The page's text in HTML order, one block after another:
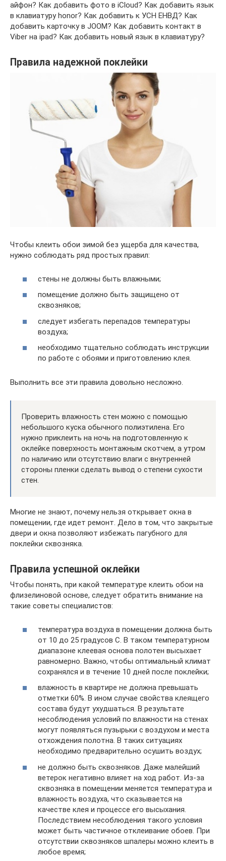
айфон? Как добавить фото в iCloud? Как добавить язык
в клавиатуру honor? Как добавить к УСН ЕНВД? Как
добавить карточку в JOOM? Как добавить контакт в
Viber на ipad? Как добавить новый язык в клавиатуру?
Правила надежной поклейки
Чтобы клеить обои зимой без ущерба для качества,
нужно соблюдать ряд простых правил:
стены не должны быть влажными;
помещение должно быть защищено от
сквозняков;
следует избегать перепадов температуры
воздуха;
необходимо тщательно соблюдать инструкции
по работе с обоями и приготовлению клея.
Выполнить все эти правила довольно несложно.
Проверить влажность стен можно с помощью
небольшого куска обычного полиэтилена. Его
нужно приклеить на ночь на подготовленную к
оклейке поверхность монтажным скотчем, а утром
по наличию или отсутствию влаги с внутренней
стороны пленки сделать вывод о степени сухости
стен.
Многие не знают, почему нельзя открывает окна в
помещении, где идет ремонт. Дело в том, что закрытые
двери и окна позволяют избежать пагубного для
поклейки сквозняка.
Правила успешной оклейки
Чтобы понять, при какой температуре клеить обои на
флизелиновой основе, следует обратить внимание на
такие советы специалистов:
температура воздуха в помещении должна быть
от 10 до 25 градусов С. В таком температурном
диапазоне клеевая основа полотен высыхает
равномерно. Важно, чтобы оптимальный климат
сохранялся и в течение 10 дней после поклейки;
влажность в квартире не должна превышать
отметки 60%. В ином случае свойства клеящего
состава будут ухудшаться. В результате
несоблюдения условий по влажности на стенах
могут появляться пузырьки с воздухом и места
отхождения полотна. В таких ситуациях
необходимо предварительно осушить воздух;
не должно быть сквозняков. Даже малейший
ветерок негативно влияет на ход работ. Из-за
сквозняка в помещении меняется температура и
влажность воздуха, что сказывается на
качестве клея и процессе его высыхания.
Последствием несоблюдения такого условия
может быть частичное отклеивание обоев. При
отсутствии сквозняков шпалеры можно клеить в
любое время;